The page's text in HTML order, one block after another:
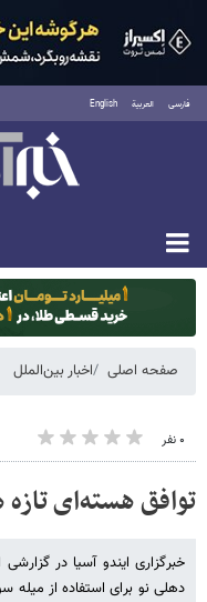
فارسی العربية English
یکشنبه ۱۸ مرداد ۱۴۰۵
صفحه اصلی اخبار بین‌الملل
۰ نفر
توافق هسته‌ای تازه
خبرگزاری ایندو آسیا در
دهلی نو برای استفاده از